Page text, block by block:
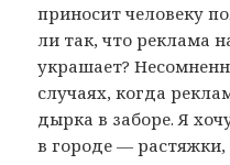
приносит человеку
ли так, что реклама
украшает?
случаях, когда
дырка в заборе. Я
в городе —